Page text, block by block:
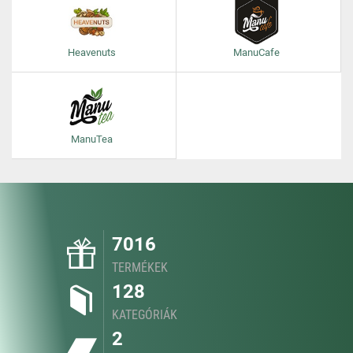
Heavenuts ManuCafe
ManuTea
7016
TERMÉKEK
128
KATEGÓRIÁK
2